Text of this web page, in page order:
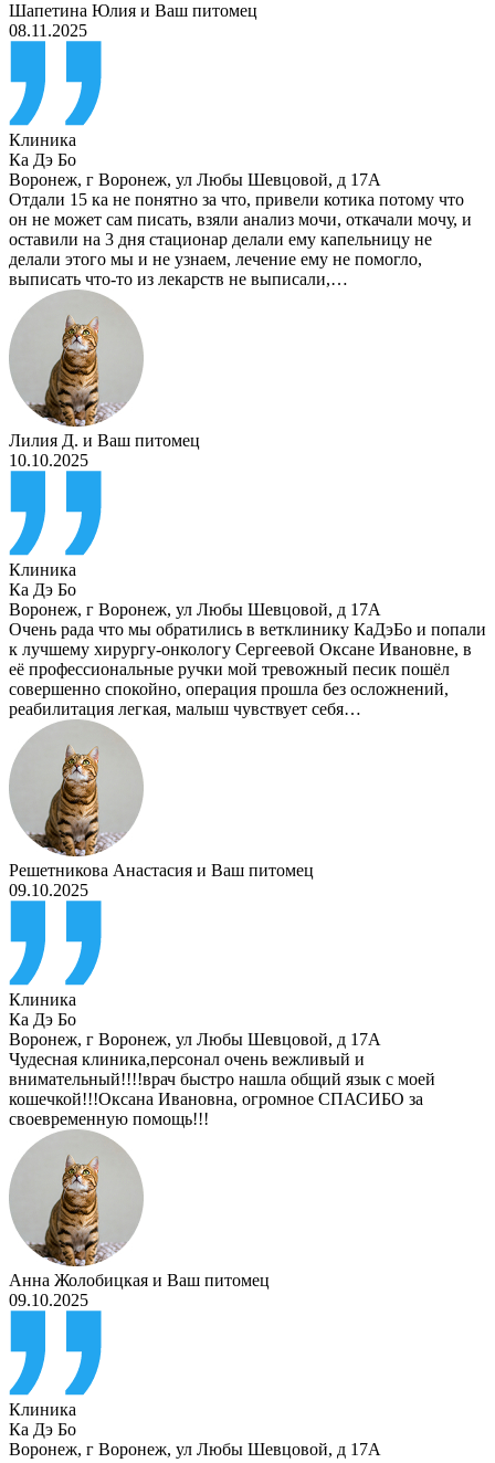
Шапетина Юлия и Ваш питомец
08.11.2025
Клиника
Ка Дэ Бо
Воронеж, г Воронеж, ул Любы Шевцовой, д 17А
Отдали 15 ка не понятно за что, привели котика потому что
он не может сам писать, взяли анализ мочи, откачали мочу, и
оставили на 3 дня стационар делали ему капельницу не
делали этого мы и не узнаем, лечение ему не помогло,
выписать что-то из лекарств не выписали,…
Лилия Д. и Ваш питомец
10.10.2025
Клиника
Ка Дэ Бо
Воронеж, г Воронеж, ул Любы Шевцовой, д 17А
Очень рада что мы обратились в ветклинику КаДэБо и попали
к лучшему хирургу-онкологу Сергеевой Оксане Ивановне, в
её профессиональные ручки мой тревожный песик пошёл
совершенно спокойно, операция прошла без осложнений,
реабилитация легкая, малыш чувствует себя…
Решетникова Анастасия и Ваш питомец
09.10.2025
Клиника
Ка Дэ Бо
Воронеж, г Воронеж, ул Любы Шевцовой, д 17А
Чудесная клиника,персонал очень вежливый и
внимательный!!!!врач быстро нашла общий язык с моей
кошечкой!!!Оксана Ивановна, огромное СПАСИБО за
своевременную помощь!!!
Анна Жолобицкая и Ваш питомец
09.10.2025
Клиника
Ка Дэ Бо
Воронеж, г Воронеж, ул Любы Шевцовой, д 17А